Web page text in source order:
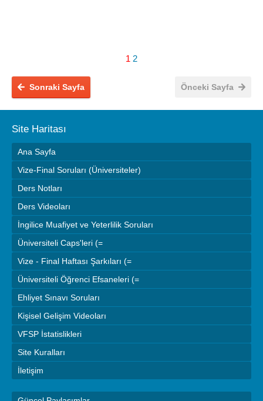
1 2
Önceki Sayfa
Sonraki Sayfa
Site Haritası
Ana Sayfa
Vize-Final Soruları (Üniversiteler)
Ders Notları
Ders Videoları
İngilice Muafiyet ve Yeterlilik Soruları
Üniversiteli Caps'leri (=
Vize - Final Haftası Şarkıları (=
Üniversiteli Öğrenci Efsaneleri (=
Ehliyet Sınavı Soruları
Kişisel Gelişim Videoları
VFSP İstatislikleri
Site Kuralları
İletişim